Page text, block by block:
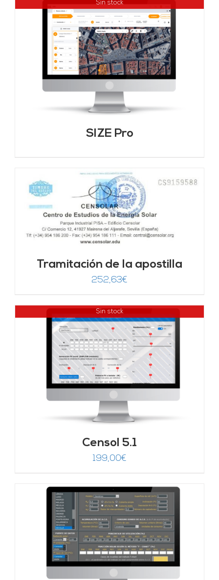
Sin stock
SIZE Pro
Tramitación de la apostilla
252,63€
Sin stock
Censol 5.1
199,00€